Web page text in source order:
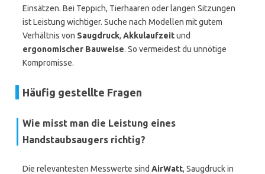
Einsätzen. Bei Teppich, Tierhaaren oder langen Sitzungen
ist Leistung wichtiger. Suche nach Modellen mit gutem
Verhältnis von Saugdruck, Akkulaufzeitund
ergonomischer Bauweise. So vermeidest du unnötige
Kompromisse.
Häufig gestellte Fragen
Wie misst man die Leistung eines
Handstaubsaugers richtig?
Die relevantesten Messwerte sind AirWatt, Saugdruck in